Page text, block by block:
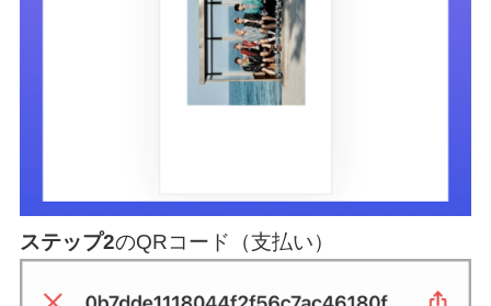
ステップ2のQRコード（支払い）